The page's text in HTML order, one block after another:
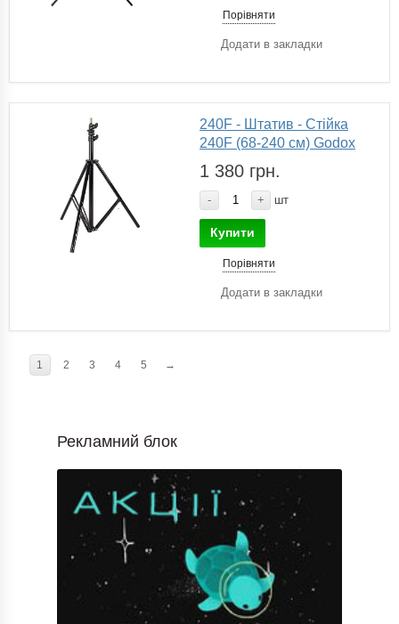
Порівняти
Додати в закладки
240F - Штатив - Стійка
240F (68-240 см) Godox
1 380 грн.
- + шт
Купити
Порівняти
Додати в закладки
1 2 3 4 5 →
Рекламний блок